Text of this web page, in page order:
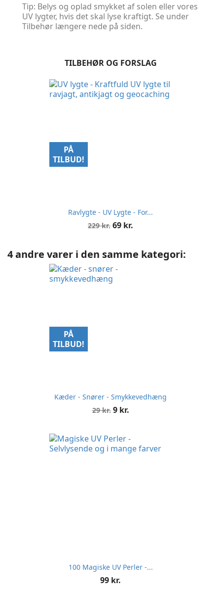
Tip: Belys og oplad smykket af solen eller vores
UV lygter, hvis det skal lyse kraftigt. Se under
Tilbehør længere nede på siden.
TILBEHØR OG FORSLAG
Ravlygte - UV Lygte - For...
Normalpris
229 kr. Pris
69 kr.
PÅ
TILBUD!
4 andre varer i den samme kategori:
Kæder - Snører - Smykkevedhæng
Normalpris
29 kr. Pris
9 kr.
PÅ
TILBUD!
100 Magiske UV Perler -...
Pris
99 kr.